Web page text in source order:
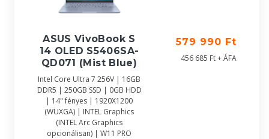
ASUS VivoBook S
14 OLED S5406SA-
QD071 (Mist Blue)
Intel Core Ultra 7 256V | 16GB
DDR5 | 250GB SSD | 0GB HDD
| 14" fényes | 1920X1200
(WUXGA) | INTEL Graphics
(INTEL Arc Graphics
opcionálisan) | W11 PRO
579 990 Ft
456 685 Ft + ÁFA